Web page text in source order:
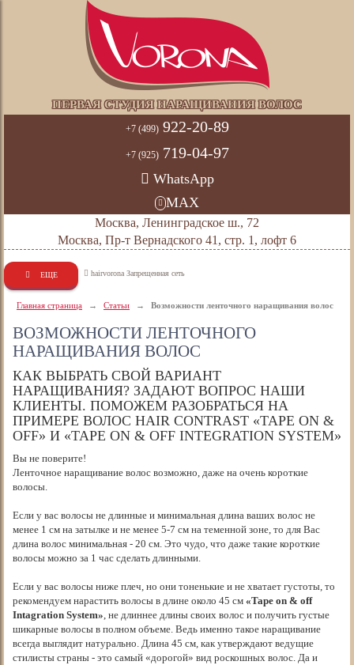
ПЕРВАЯ СТУДИЯ НАРАЩИВАНИЯ ВОЛОС
+7 (499) 922-20-89
+7 (925) 719-04-97
WhatsApp
MAX
Москва, Ленинградское ш., 72
Москва, Пр-т Вернадского 41, стр. 1, лофт 6
ЕЩЕ hairvorona Запрещенная сеть
Главная страница → Статьи → Возможности ленточного наращивания волос
ВОЗМОЖНОСТИ ЛЕНТОЧНОГО
НАРАЩИВАНИЯ ВОЛОС
КАК ВЫБРАТЬ СВОЙ ВАРИАНТ
НАРАЩИВАНИЯ? ЗАДАЮТ ВОПРОС НАШИ
КЛИЕНТЫ. ПОМОЖЕМ РАЗОБРАТЬСЯ НА
ПРИМЕРЕ ВОЛОС HAIR CONTRAST «TAPE ON &
OFF» И «TAPE ON & OFF INTEGRATION SYSTEM»
Вы не поверите!
Ленточное наращивание волос возможно, даже на очень короткие
волосы.
Если у вас волосы не длинные и минимальная длина ваших волос не
менее 1 см на затылке и не менее 5-7 см на теменной зоне, то для Вас
длина волос минимальная - 20 см. Это чудо, что даже такие короткие
волосы можно за 1 час сделать длинными.
Если у вас волосы ниже плеч, но они тоненькие и не хватает густоты, то
рекомендуем нарастить волосы в длине около 45 см «Tape on & off
Intagration System», не длиннее длины своих волос и получить густые
шикарные волосы в полном объеме. Ведь именно такое наращивание
всегда выглядит натурально. Длина 45 см, как утверждают ведущие
стилисты страны - это самый «дорогой» вид роскошных волос. Да и